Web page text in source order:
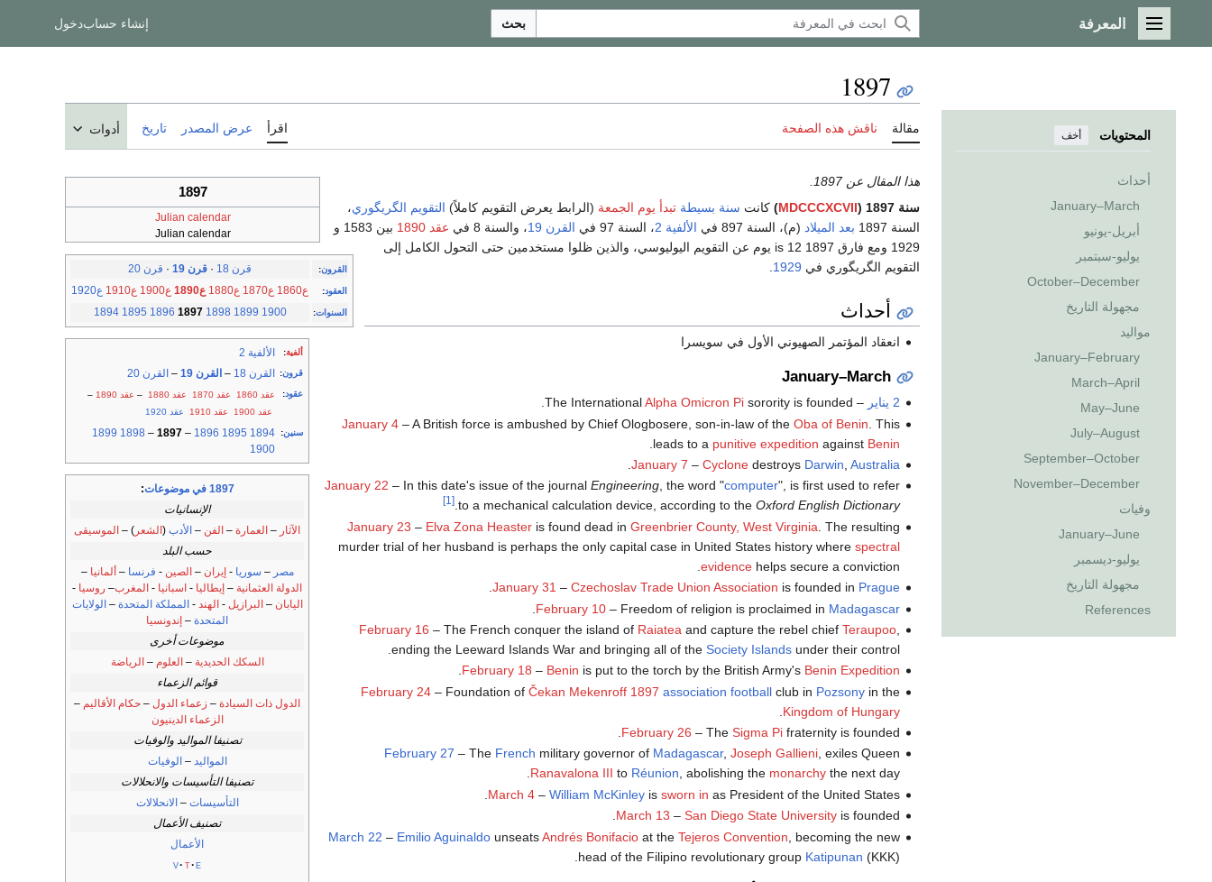
القائمة الرئيسية
المعرفة بحث إنشاء حسابدخول
المحتويات أخف
أحداث
January–March
أبريل-يونيو
يوليو-سبتمبر
October–December
مجهولة التاريخ
مواليد
January–February
March–April
May–June
July–August
September–October
November–December
وفيات
January–June
يوليو-ديسمبر
مجهولة التاريخ
References
1897
مقالة ناقش هذه الصفحة اقرأ عرض المصدر تاريخ أدوات
1897
Julian calendar
Julian calendar
القرون: قرن 18 · قرن 19 · قرن 20
العقود: ع1860 ع1870 ع1880 ع1890 ع1900 ع1910 ع1920
السنوات:
1894 1895 1896 1897 1898 1899 1900
هذا المقال عن 1897.
ألفية: الألفية 2
قرون: القرن 18 – القرن 19 – القرن 20
عقود: عقد 1860 عقد 1870 عقد 1880 – عقد 1890
–
عقد 1900
عقد 1910 عقد 1920
سنين:
1894
1895
1896
–
1897
–
1898
1899
1900
1897 في موضوعات
:
الإنسانيات
الآثار – العمارة – الفن – الأدب ( الشعر ) – الموسيقى
حسب البلد
مصر – سوريا - إيران – الصين - فرنسا – ألمانيا –
الدولة العثمانية – إيطاليا - اسبانيا - المغرب– روسيا -
اليابان – البرازيل - الهند - المملكة المتحدة – الولايات
المتحدة – إندونسيا
موضوعات أخرى
السكك الحديدية – العلوم – الرياضة
قوائم الزعماء
الدول ذات السيادة – زعماء الدول – حكام الأقاليم –
الزعماء الدينيون
تصنيفا المواليد والوفيات
المواليد – الوفيات
تصنيفا التأسيسات والانحلالات
التأسيسات – الانحلالات
تصنيف الأعمال
الأعمال
v t e
سنة 1897 ( MDCCCXCVII
) كانت سنة بسيطة تبدأ يوم الجمعة (الرابط يعرض التقويم كاملاً) التقويم الگريگوري،
السنة 1897
بعد الميلاد (م)، السنة 897 في الألفية 2 ، السنة 97 في القرن 19 ، والسنة 8 في عقد 1890
بين 1583 و
1929 ومع فارق 1897 is 12 يوم عن التقويم اليوليوسي، والذين ظلوا مستخدمين حتى التحول الكامل إلى
التقويم الگريگوري في 1929
أحداث
انعقاد المؤتمر الصهيوني الأول في سويسرا
January–March
2 يناير – The International
Alpha Omicron Pisorority is founded.
January 4– A British force is ambushed by Chief Ologbosere, son-in-law of the Oba of Benin . This
leads to a punitive expedition against Benin
January 7 – Cyclonedestroys Darwin Australia
January 22 – In this date's issue of the journal Engineering, the word "computer", is first used to refer
to a mechanical calculation device, according to the Oxford English Dictionary
.
[1]
January 23 – Elva Zona Heasteris found dead in Greenbrier County, West Virginia . The resulting
murder trial of her husband is perhaps the only capital case in United States history where spectral
evidencehelps secure a conviction.
January 31 – Czechoslav Trade Union Association is founded in Prague
February 10– Freedom of religion is proclaimed in Madagascar
February 16 – The French conquer the island of Raiatea and capture the rebel chief Teraupoo,
ending the Leeward Islands War and bringing all of the Society Islandsunder their control.
February 18 – Benin is put to the torch by the British Army's Benin Expedition
.
February 24– Foundation of Čekan Mekenroff 1897 association footballclub in Pozsonyin the
Kingdom of Hungary
February 26 – The Sigma Pifraternity is founded.
February 27 – The French military governor of Madagascar, Joseph Gallieni, exiles Queen
Ranavalona III to Réunion, abolishing the monarchythe next day.
March 4– William McKinleyis sworn in as President of the United States.
March 13 – San Diego State Universityis founded.
March 22 – Emilio AguinaldounseatsAndrés Bonifacioat the Tejeros Convention , becoming the new
head of the Filipino revolutionary group Katipunan (KKK).